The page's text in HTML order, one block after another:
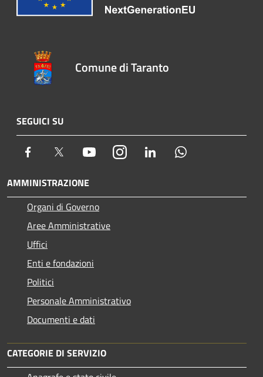
Comune di Taranto
SEGUICI SU
Facebook Twitter YoutubeInstagram LinkedIn
AMMINISTRAZIONE
Organi di Governo
Aree Amministrative
Uffici
Enti e fondazioni
Politici
Personale Amministrativo
Documenti e dati
CATEGORIE DI SERVIZIO